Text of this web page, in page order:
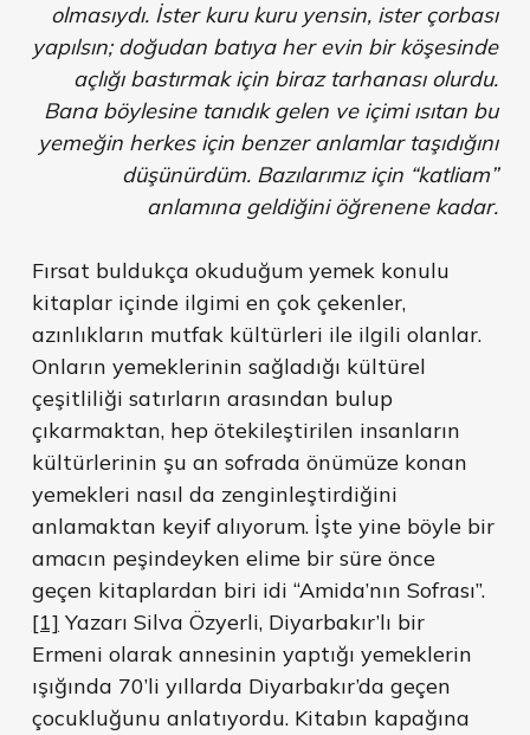
olmasıydı. İster kuru kuru yensin, ister çorbası
yapılsın; doğudan batıya her evin bir köşesinde
açlığı bastırmak için biraz tarhanası olurdu.
Bana böylesine tanıdık gelen ve içimi ısıtan bu
yemeğin herkes için benzer anlamlar taşıdığını
düşünürdüm. Bazılarımız için “katliam”
anlamına geldiğini öğrenene kadar.
Fırsat buldukça okuduğum yemek konulu
kitaplar içinde ilgimi en çok çekenler,
azınlıkların mutfak kültürleri ile ilgili olanlar.
Onların yemeklerinin sağladığı kültürel
çeşitliliği satırların arasından bulup
çıkarmaktan, hep ötekileştirilen insanların
kültürlerinin şu an sofrada önümüze konan
yemekleri nasıl da zenginleştirdiğini
anlamaktan keyif alıyorum. İşte yine böyle bir
amacın peşindeyken elime bir süre önce
geçen kitaplardan biri idi “Amida’nın Sofrası”.
[1] Yazarı Silva Özyerli, Diyarbakır’lı bir
Ermeni olarak annesinin yaptığı yemeklerin
ışığında 70’li yıllarda Diyarbakır’da geçen
çocukluğunu anlatıyordu. Kitabın kapağına